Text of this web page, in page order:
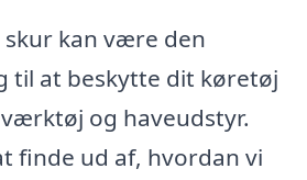
kan være den
til at beskytte dit køretøj
og haveudstyr.
finde ud af, hvordan vi